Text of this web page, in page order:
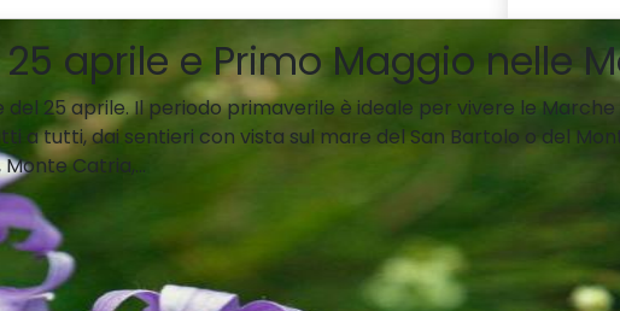
aprile e Primo Maggio nelle
25 aprile. Il periodo primaverile è ideale per vivere le
a tutti, dai sentieri con vista sul mare del San Bartolo o del
Catria,...